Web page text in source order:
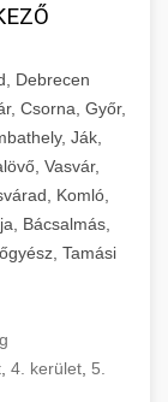
Debrecen
Csorna, Győr,
Ják,
Vasvár,
Komló,
Bácsalmás,
Tamási
4. kerület 5.